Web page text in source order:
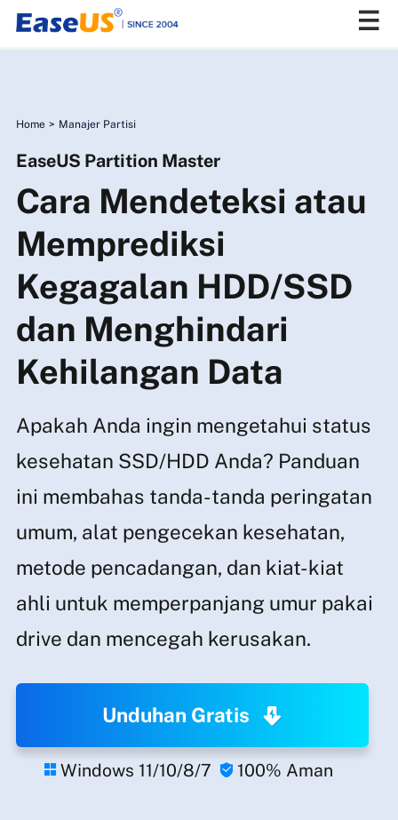
Home > Manajer Partisi
EaseUS Partition Master
Cara Mendeteksi atau
Memprediksi
Kegagalan HDD/SSD
dan Menghindari
Kehilangan Data
Apakah Anda ingin mengetahui status
kesehatan SSD/HDD Anda? Panduan
ini membahas tanda-tanda peringatan
umum, alat pengecekan kesehatan,
metode pencadangan, dan kiat-kiat
ahli untuk memperpanjang umur pakai
drive dan mencegah kerusakan.
Unduhan Gratis
 Windows 11/10/8/7  100% Aman